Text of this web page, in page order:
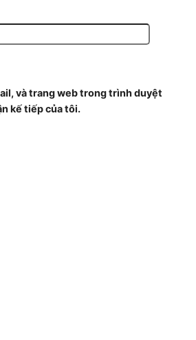
và trang web trong trình duyệt
kế tiếp của tôi.